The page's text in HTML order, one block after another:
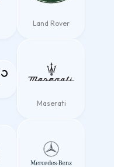
Land Rover
Maserati